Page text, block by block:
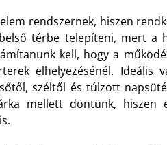
rendszernek, hiszen
térbe telepíteni, mert a
kell, hogy a
elhelyezésénél. Ideális
széltől és túlzott
mellett döntünk,